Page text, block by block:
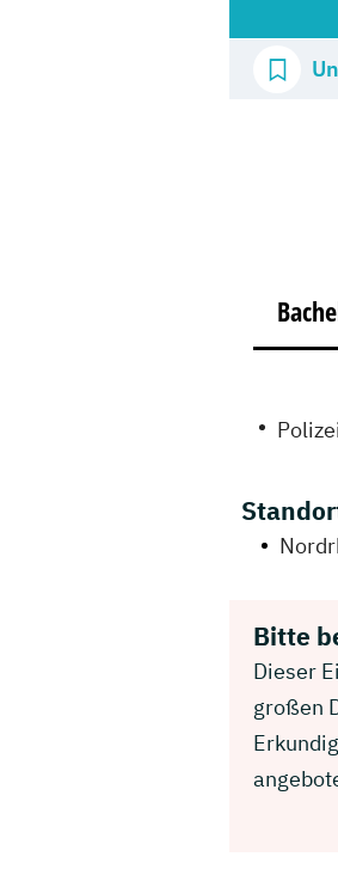
Polizei
Bitte
Dieser
großen